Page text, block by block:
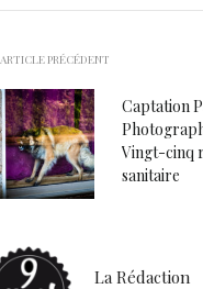
ARTICLE PRÉCÉDENT
Captation
Vingt-cinq
sanitaire
La Rédaction